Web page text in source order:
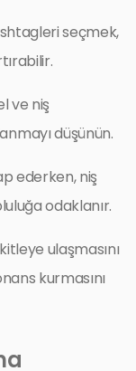
seçmek,
ve niş
düşünün.
ederken, niş
odaklanır.
ulaşmasını
kurmasını